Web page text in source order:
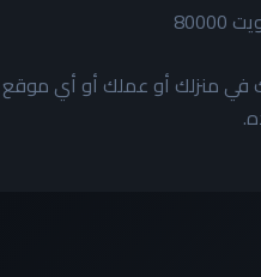
في منزلك أو عملك أو أي موقع